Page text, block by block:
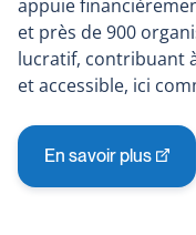
appuie
et près de 900
lucratif, contribuant
et accessible, ici
En savoir plus
Ce
lien